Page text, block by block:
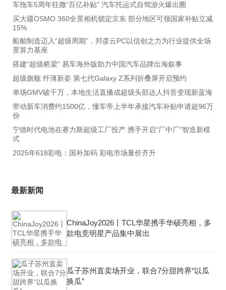
车拖车5周年狂撒“百亿补贴” 汽车托运式自驾游火爆出圈
买大疆OSMO 360全景相机锁定京东 部分地区可领国家补贴立减
15%
船舶制造迈入“超级周期”，邦彦云PC以信创之力为行业提供全场
景算力基座
搭建“超级桥梁” 易车海外版助力中国汽车品牌出海叙事
超级旗舰 纤薄新姿 第七代Galaxy Z系列折叠屏开启预约
单场GMV破千万，本地生活直播成超级头部达人抖音变现新蓝海
带动新车消费约1500亿，懂车帝上半年承接汽车补贴申请超96万
份
宁德时代电池在赛力斯超级工厂投产 携手开启“厂中厂”智造新模
式
2025年618彩电：国补加码 彩电市场量价齐升
最新新闻
ChinaJoy2026丨TCL华星携手华硕亮相，多
款电竞明星产品集中展出
瓜子苏州直卖场开业，联合7分甜跨界“以瓜
换瓜”